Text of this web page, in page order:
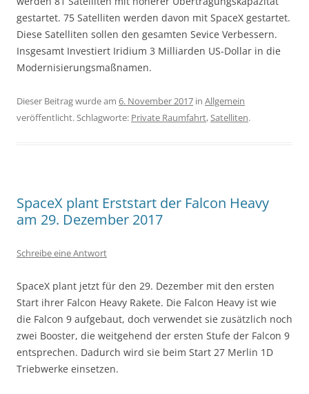
gestartet. 75 Satelliten werden davon mit SpaceX gestartet.
Diese Satelliten sollen den gesamten Sevice Verbessern.
Insgesamt Investiert Iridium 3 Milliarden US-Dollar in die
Modernisierungsmaßnamen.
Dieser Beitrag wurde am 6. November 2017 in Allgemein
veröffentlicht. Schlagworte: Private Raumfahrt,Satelliten.
SpaceX plant Erststart der Falcon Heavy
am 29. Dezember 2017
Schreibe eine Antwort
SpaceX plant jetzt für den 29. Dezember mit den ersten
Start ihrer Falcon Heavy Rakete. Die Falcon Heavy ist wie
die Falcon 9 aufgebaut, doch verwendet sie zusätzlich noch
zwei Booster, die weitgehend der ersten Stufe der Falcon 9
entsprechen. Dadurch wird sie beim Start 27 Merlin 1D
Triebwerke einsetzen.